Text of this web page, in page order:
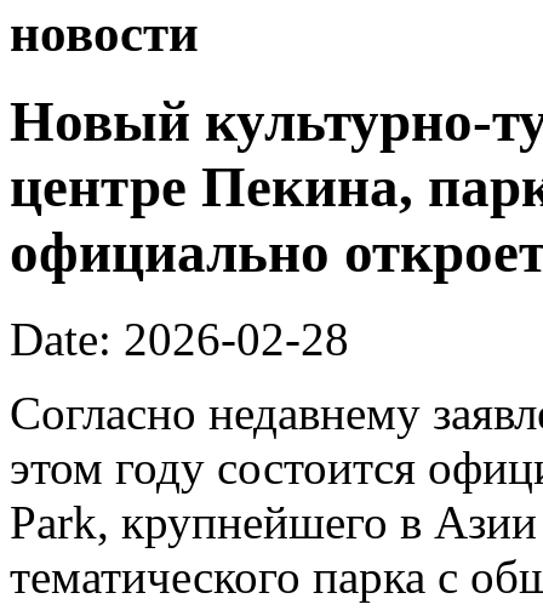
новости
Новый культурно-
центре Пекина,
официально
Date: 2026-02-28
Согласно недавнему
этом году состоится
Park, крупнейшего в Азии
тематического парка с